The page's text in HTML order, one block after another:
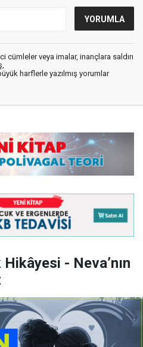
cümleler veya imalar, inançlara saldırı
harflerle yazılmış yorumlar
- Neva’nın